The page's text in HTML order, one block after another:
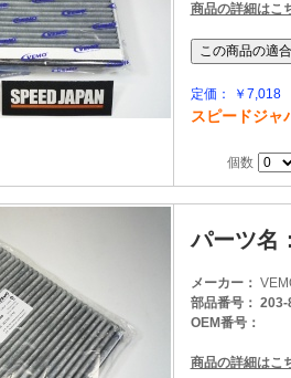
商品の詳細はこ
定価： ￥7,018
スピードジャ
個数
パーツ名
メーカー：
部品番号：
OEM番号：
商品の詳細はこ